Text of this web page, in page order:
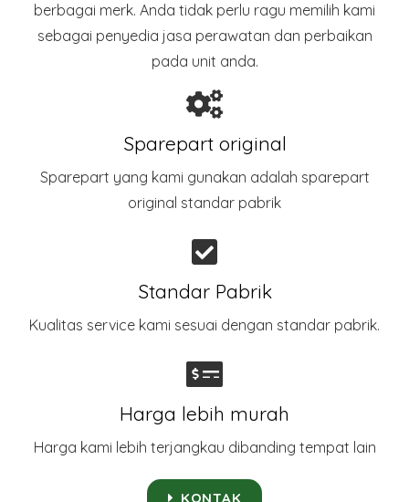
berbagai merk. Anda tidak perlu ragu memilih kami
sebagai penyedia jasa perawatan dan perbaikan
pada unit anda.
Sparepart original
Sparepart yang kami gunakan adalah sparepart
original standar pabrik​
Standar Pabrik
Kualitas service kami sesuai dengan standar pabrik.
Harga lebih murah
Harga kami lebih terjangkau dibanding tempat lain
KONTAK